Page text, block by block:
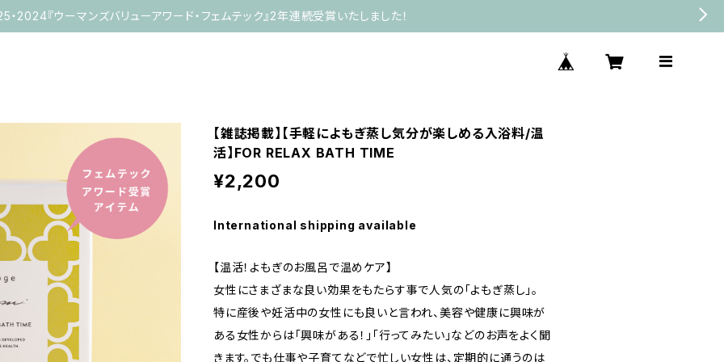
・2024『ウーマンズバリューアワード・フェムテック』2年連続受賞いたしました！
【雑誌掲載】【手軽によもぎ蒸し気分が楽しめる入浴料/温
活】FOR RELAX BATH TIME
¥2,200
International shipping available
【温活！よもぎのお風呂で温めケア】
女性にさまざまな良い効果をもたらす事で人気の「よもぎ蒸し」。
特に産後や妊活中の女性にも良いと言われ、美容や健康に興味が
ある女性からは「興味がある！」「行ってみたい」などのお声をよく聞
きます。でも仕事や子育てなどで忙しい女性は、定期的に通うのは